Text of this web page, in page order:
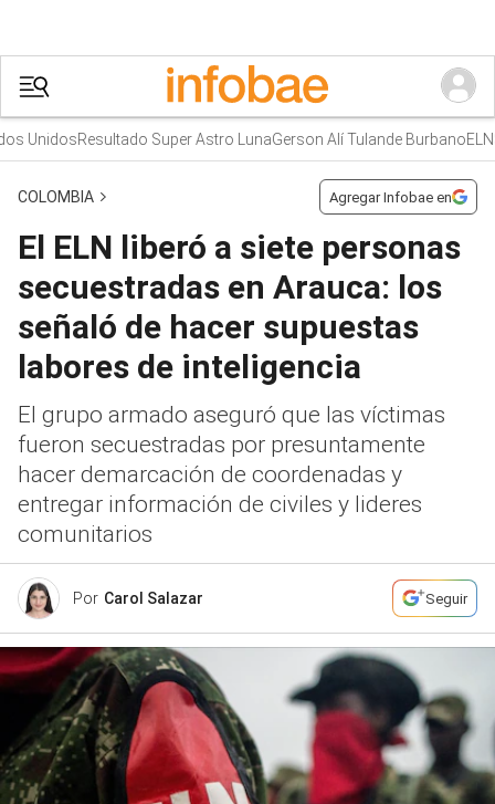
Resultado Super Astro Luna Gerson Alí Tulande BurbanoELN
COLOMBIA Agregar Infobae en
El ELN liberó a siete personas
secuestradas en Arauca: los
señaló de hacer supuestas
labores de inteligencia
El grupo armado aseguró que las víctimas
fueron secuestradas por presuntamente
hacer demarcación de coordenadas y
entregar información de civiles y lideres
comunitarios
Por Carol Salazar Seguir